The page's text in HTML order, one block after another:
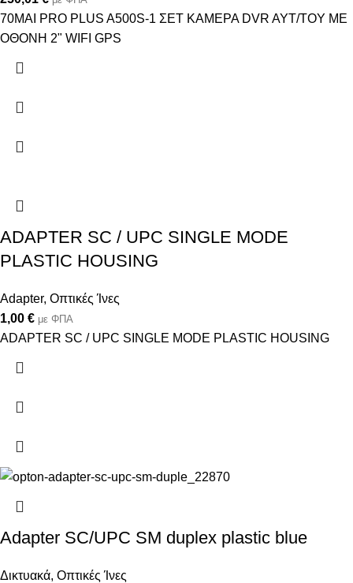
70MAI PRO PLUS A500S-1 ΣΕΤ ΚΑΜΕΡΑ DVR AYT/TOY ME
OΘΟΝΗ 2" WIFI GPS
ADAPTER SC / UPC SINGLE MODE
PLASTIC HOUSING
Adapter, Οπτικές Ίνες
1,00 € με ΦΠΑ
ADAPTER SC / UPC SINGLE MODE PLASTIC HOUSING
Adapter SC/UPC SM duplex plastic blue
Δικτυακά, Οπτικές Ίνες